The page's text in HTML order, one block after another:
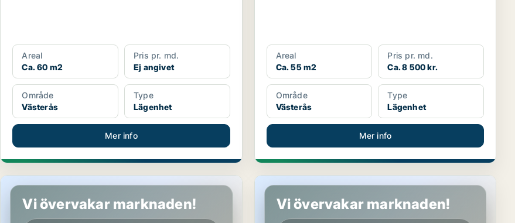
Areal
Ca. 60 m2
Pris pr. md.
Ej angivet
Område
Västerås
Type
Lägenhet
Mer info
Areal
Ca. 55 m2
Pris pr. md.
Ca. 8 500 kr.
Område
Västerås
Type
Lägenhet
Mer info
Hus i Västerås
Vi övervakar marknaden!
Lägenhet i Västerås
Vi övervakar marknaden!